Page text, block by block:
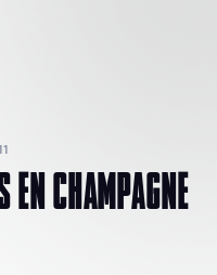
EN CHAMPAGNE